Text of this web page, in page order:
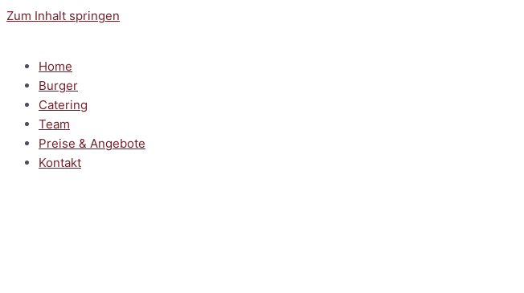
Zum Inhalt springen
Home
Burger
Catering
Team
Preise & Angebote
Kontakt